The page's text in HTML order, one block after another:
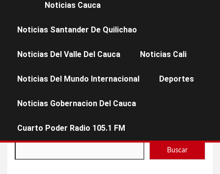
Noticias Cauca
Noticias Santander De Quilichao
Noticias Del Valle Del Cauca Noticias Cali
Noticias Del Mundo Internacional Deportes
Noticias Gobernacion Del Cauca
Cuarto Poder Radio 105.1 FM
nada
Parece que no encontramos lo que estás
Buscar